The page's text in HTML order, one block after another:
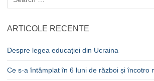
după:
ARTICOLE RECENTE
Despre legea educației din Ucraina
Ce s-a întâmplat în 6 luni de război și încotro